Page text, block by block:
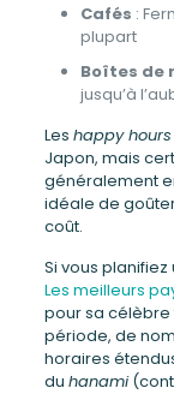
Cafés :
plupart
Boîtes de
jusqu’à
Les happy hours
Japon, mais
généralement
idéale de
coût.
Si vous
Les meilleurs
pour sa célèbre
période, de
horaires
du hanami